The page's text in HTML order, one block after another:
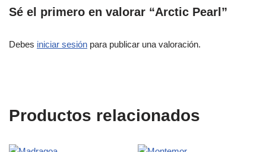
Sé el primero en valorar “Arctic Pearl”
Debes iniciar sesión para publicar una valoración.
Productos relacionados